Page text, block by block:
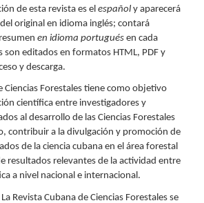
de esta revista es el español y aparecerá
original en idioma inglés; contará
en idioma portugués en cada
son editados en formatos HTML, PDF y
y descarga.
Ciencias Forestales tiene como objetivo
científica entre investigadores y
al desarrollo de las Ciencias Forestales
contribuir a la divulgación y promoción de
de la ciencia cubana en el área forestal
resultados relevantes de la actividad entre
a nivel nacional e internacional.
Revista Cubana de Ciencias Forestales se